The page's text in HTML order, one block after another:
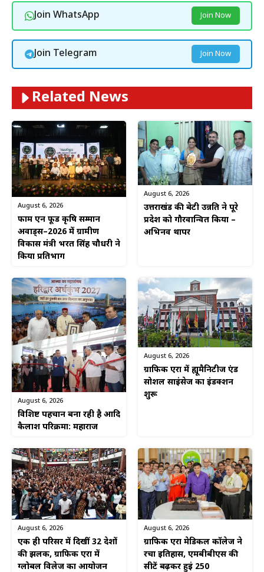
Join WhatsApp Join Now
Join Telegram Join Now
Related News
August 6, 2026
फार्म एन फूड कृषि सम्मान
अवार्ड्स–2026 में ग्रामीण
विकास मंत्री भरत सिंह चौधरी ने
किया प्रतिभाग
August 6, 2026
उत्तराखंड की बेटी उन्नति ने पूरे
प्रदेश को गौरवान्वित किया –
अभिनव थापर
August 6, 2026
विशिष्ट पहचान बना रही है आदि
कैलाश परिक्रमा: महाराज
August 6, 2026
ग्राफिक एरा में ह्यूमैनिटीज एंड
सोशल साइंसेज का इंडक्शन
शुरू
August 6, 2026
एक ही परिसर में दिखीं 32 देशों
की झलक, ग्राफिक एरा में
ग्लोबल विलेज का आयोजन
August 6, 2026
ग्राफिक एरा मेडिकल कॉलेज ने
रचा इतिहास, एमबीबीएस की
सीटें बढ़कर हुईं 250